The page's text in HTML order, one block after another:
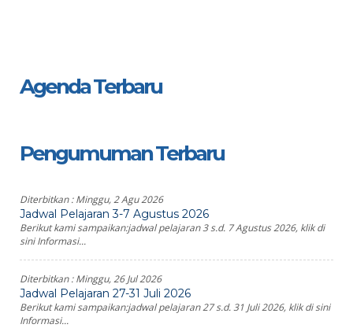
Agenda Terbaru
Pengumuman Terbaru
Diterbitkan :Minggu, 2 Agu 2026
Jadwal Pelajaran 3-7 Agustus 2026
Berikut kami sampaikan:jadwal pelajaran 3 s.d. 7 Agustus 2026, klik di
sini Informasi...
Diterbitkan :Minggu, 26 Jul 2026
Jadwal Pelajaran 27-31 Juli 2026
Berikut kami sampaikan:jadwal pelajaran 27 s.d. 31 Juli 2026, klik di sini
Informasi...